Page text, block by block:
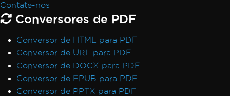
Contate-nos
Conversores de PDF
Conversor de HTML para PDF
Conversor de URL para PDF
Conversor de DOCX para PDF
Conversor de EPUB para PDF
Conversor de PPTX para PDF